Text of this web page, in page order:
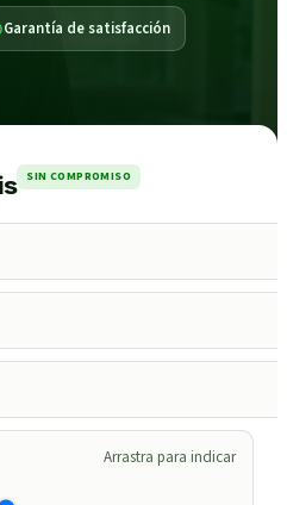
Garantía de satisfacción
SIN COMPROMISO
Arrastra para indicar